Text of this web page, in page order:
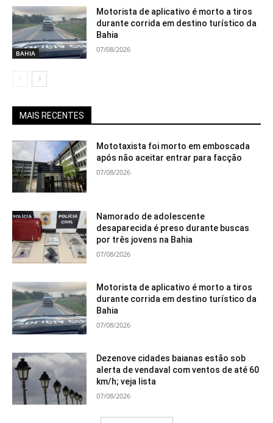
BAHIA
Motorista de aplicativo é morto a tiros
durante corrida em destino turístico da
Bahia
07/08/2026
MAIS RECENTES
Mototaxista foi morto em emboscada
após não aceitar entrar para facção
07/08/2026
Namorado de adolescente
desaparecida é preso durante buscas
por três jovens na Bahia
07/08/2026
Motorista de aplicativo é morto a tiros
durante corrida em destino turístico da
Bahia
07/08/2026
Dezenove cidades baianas estão sob
alerta de vendaval com ventos de até 60
km/h; veja lista
07/08/2026